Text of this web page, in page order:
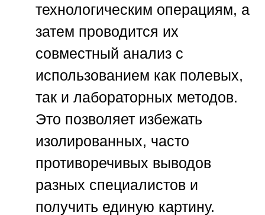
технологическим операциям, а
затем проводится их
совместный анализ с
использованием как полевых,
так и лабораторных методов.
Это позволяет избежать
изолированных, часто
противоречивых выводов
разных специалистов и
получить единую картину.